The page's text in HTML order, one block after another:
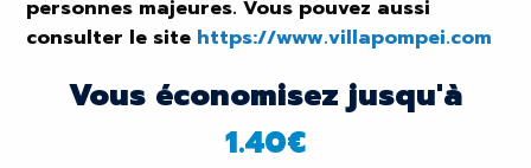
personnes majeures. Vous pouvez aussi
consulter le site https://www.villapompei.com
Vous économisez jusqu'à
1.40€